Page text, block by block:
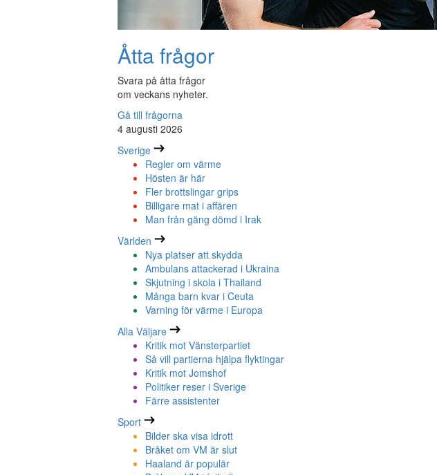
Åtta frågor
Svara på åtta frågor
om veckans nyheter.
Gå till frågorna
4 augusti 2026
Sverige
Regler om värme
Hösten är här
Fler brottslingar grips
Billigare mat i affären
Man från gäng dömd i Irak
Världen
Nya platser att skydda
Ambulans attackerad i Ukraina
Skjutning i skola i Thailand
Många barn kvar i Ceuta
Varning för värme i Europa
Alla Väljare
Kritik mot Vänsterpartiet
Så vill partierna hjälpa flyktingar
Kritik mot Jomshof
Politiker reser i Sverige
Färre assistenter
Sport
Bilder ska visa idrott
Bråket om VM är slut
Haaland är populär